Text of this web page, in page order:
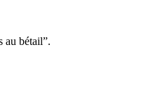
au bétail”.